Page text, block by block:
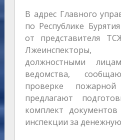
В адрес Главного
по Республике
от представителя
Лжеинспекторы,
должностными
ведомства,
проверке
предлагают
комплект
инспекции за